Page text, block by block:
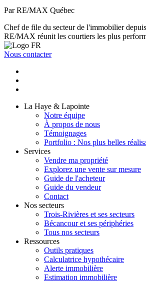
Par RE/MAX Québec
Chef de file du secteur de l'immobilier
RE/MAX réunit les courtiers les plus
Nous contacter
La Haye & Lapointe
Notre équipe
À propos de nous
Témoignages
Portfolio : Nos plus belles
Services
Vendre ma propriété
Explorez une vente sur mesure
Guide de l'acheteur
Guide du vendeur
Contact
Nos secteurs
Trois-Rivières et ses secteurs
Bécancour et ses périphéries
Tous nos secteurs
Ressources
Outils pratiques
Calculatrice hypothécaire
Alerte immobilière
Estimation immobilière